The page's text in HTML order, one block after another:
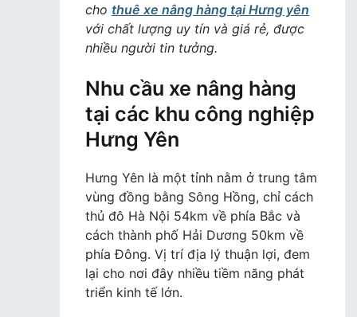
rẻ
của
cho thuê xe nâng hàng tại Hưng yên
với chất lượng uy tín và giá rẻ, được
nhiều người tin tưởng.
Nhu cầu xe nâng hàng
tại các khu công nghiệp
Hưng Yên
Hưng Yên là một tỉnh nằm ở trung tâm
vùng đồng bằng Sông Hồng, chỉ cách
thủ đô Hà Nội 54km về phía Bắc và
cách thành phố Hải Dương 50km về
phía Đông. Vị trí địa lý thuận lợi, đem
lại cho nơi đây nhiều tiềm năng phát
triển kinh tế lớn.